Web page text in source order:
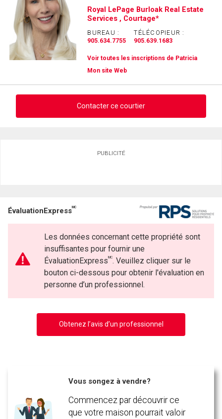
Royal LePage Burloak Real Estate
Services , Courtage*
BUREAU :
905.634.7755
TÉLÉCOPIEUR :
905.639.1683
Voir toutes les inscriptions de Patricia
Mon site Web
Contacter ce courtier
Téléphone
(Optionnel)
vous nous fournissez l'autorisation écrite de communiquer avec vous.
PUBLICITÉ
ÉvaluationExpressMC
Les données concernant cette propriété sont
insuffisantes pour fournir une
ÉvaluationExpressMC. Veuillez cliquer sur le
bouton ci-dessous pour obtenir l'évaluation en
personne d’un professionnel.
Obtenez l’avis d’un professionnel
Vous songez à vendre?
Commencez par découvrir ce
que votre maison pourrait valoir